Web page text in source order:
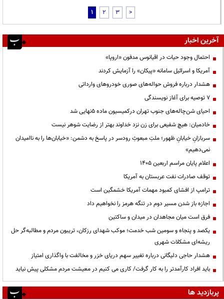
1 2 3 >
آخرین اخبار
احتمال وجود حیات در اقیانوس مدفون «اروپا»
آمریکا و اسرائیل سامانه «پیکان» را آزمایش کردند
هشدار درباره فروش حواله‌های صوری خودروهای وارداتی
۷ توصیه برای آغاز نویسندگی
احیای شن‌چاله‌های جنوب تهران درکمیسیون ماده ۵نهایی شد
خادمیان: هیچ شفیعی برای زن نزد خداوند بهتر از رضایت شوهر نیست
سربازانِ خیابانِ ظهور؛ ملتِ مبعوثِ رودسر در پاسخ به دشمن: «خیابان‌ها را به ناامیدان
نمی‌دهیم»
اعلام پایان مراسم اربعین ۱۴۰۵
توقف صادرات نفت عربستان به آمریکا
ترامپ از افشای کمبود مهمات آمریکا خشمگین است
اجازه باز شدن مسیر دوم در تنگه هرمز را نخواهیم داد
فرق است میان مجاهدان در میدان و ساکتین
یکصد و پنجاه و سومین شب خدمت؛ موکب شهدای رزکان، تریبون مردم و مطالبه‌گر حل
ریشه‌ای مشکلات شهری
هشدار حاجی دلیگانی درباره تغییر سهم دریای خزر و مخالفت با واگذاری امتیاز
باید افراد کارآمدتر را به کار گرفت/ کاری می کنیم در معیشت مردم مشکلی پیش نیاید
پربازدید ها